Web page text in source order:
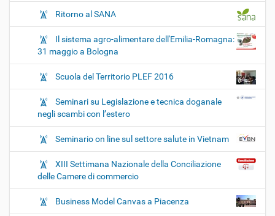
Ritorno al SANA
Il sistema agro-alimentare dell'Emilia-Romagna:
31 maggio a Bologna
Scuola del Territorio PLEF 2016
Seminari su Legislazione e tecnica doganale
negli scambi con l’estero
Seminario on line sul settore salute in Vietnam
XIII Settimana Nazionale della Conciliazione
delle Camere di commercio
Business Model Canvas a Piacenza